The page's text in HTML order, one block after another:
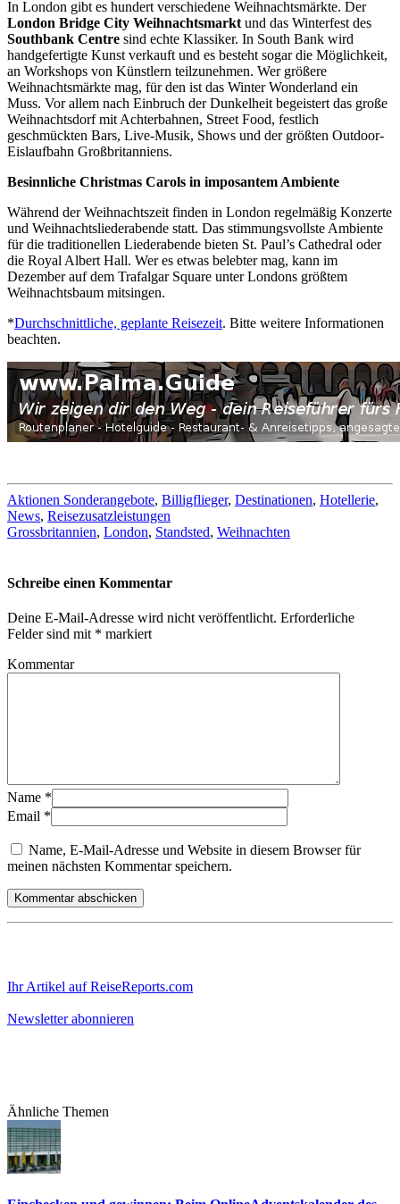
In London gibt es hundert verschiedene Weihnachtsmärkte. Der
London Bridge City Weihnachtsmarkt und das Winterfest des
Southbank Centre sind echte Klassiker. In South Bank wird
handgefertigte Kunst verkauft und es besteht sogar die Möglichkeit,
an Workshops von Künstlern teilzunehmen. Wer größere
Weihnachtsmärkte mag, für den ist das Winter Wonderland ein
Muss. Vor allem nach Einbruch der Dunkelheit begeistert das große
Weihnachtsdorf mit Achterbahnen, Street Food, festlich
geschmückten Bars, Live-Musik, Shows und der größten Outdoor-
Eislaufbahn Großbritanniens.
Besinnliche Christmas Carols in imposantem Ambiente
Während der Weihnachtszeit finden in London regelmäßig Konzerte
und Weihnachtsliederabende statt. Das stimmungsvollste Ambiente
für die traditionellen Liederabende bieten St. Paul’s Cathedral oder
die Royal Albert Hall. Wer es etwas belebter mag, kann im
Dezember auf dem Trafalgar Square unter Londons größtem
Weihnachtsbaum mitsingen.
*Durchschnittliche, geplante Reisezeit. Bitte weitere Informationen
beachten.
Aktionen Sonderangebote, Billigflieger, Destinationen, Hotellerie,
News, Reisezusatzleistungen
Grossbritannien, London, Standsted, Weihnachten
Schreibe einen Kommentar
Deine E-Mail-Adresse wird nicht veröffentlicht. Erforderliche
Felder sind mit * markiert
Kommentar
Name *
Email *
Name, E-Mail-Adresse und Website in diesem Browser für
meinen nächsten Kommentar speichern.
Ihr Artikel auf ReiseReports.com
Newsletter abonnieren
Ähnliche Themen